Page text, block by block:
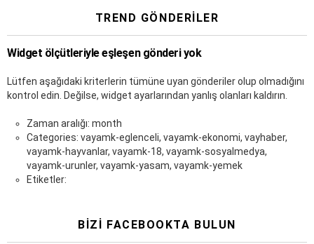
TREND GÖNDERILER
Widget ölçütleriyle eşleşen gönderi yok
Lütfen aşağıdaki kriterlerin tümüne uyan gönderiler olup olmadığını
kontrol edin. Değilse, widget ayarlarından yanlış olanları kaldırın.
Zaman aralığı: month
Categories: vayamk-eglenceli, vayamk-ekonomi, vayhaber,
vayamk-hayvanlar, vayamk-18, vayamk-sosyalmedya,
vayamk-urunler, vayamk-yasam, vayamk-yemek
Etiketler:
BIZI FACEBOOKTA BULUN